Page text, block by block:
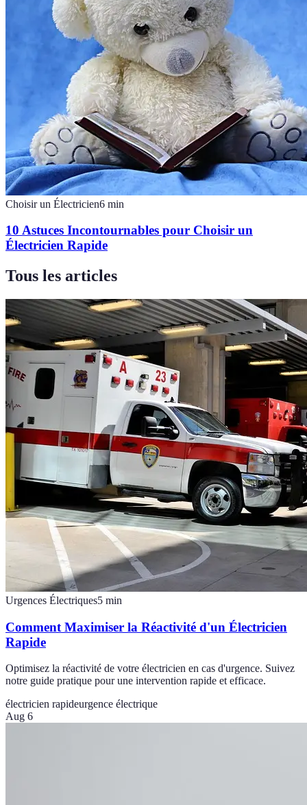
Choisir un Électricien6 min
10 Astuces Incontournables pour Choisir un
Électricien Rapide
Tous les articles
Urgences Électriques5 min
Comment Maximiser la Réactivité d'un Électricien
Rapide
Optimisez la réactivité de votre électricien en cas d'urgence. Suivez
notre guide pratique pour une intervention rapide et efficace.
électricien rapideurgence électrique
Aug 6